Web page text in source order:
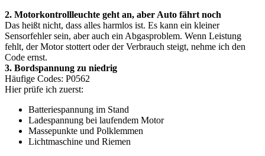
2. Motorkontrollleuchte geht an, aber Auto fährt noch
Das heißt nicht, dass alles harmlos ist. Es kann ein kleiner
Sensorfehler sein, aber auch ein Abgasproblem. Wenn Leistung
fehlt, der Motor stottert oder der Verbrauch steigt, nehme ich den
Code ernst.
3. Bordspannung zu niedrig
Häufige Codes: P0562
Hier prüfe ich zuerst:
Batteriespannung im Stand
Ladespannung bei laufendem Motor
Massepunkte und Polklemmen
Lichtmaschine und Riemen